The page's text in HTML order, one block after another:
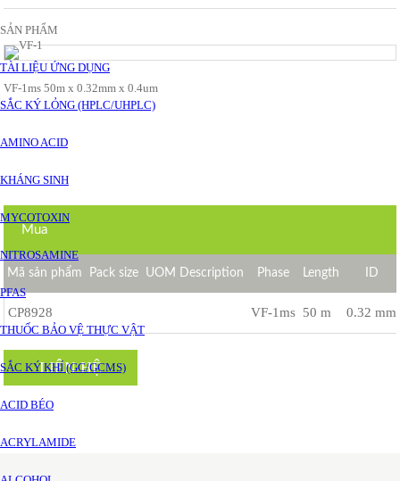
SẢN PHẨM
TÀI LIỆU ỨNG DỤNG
SẮC KÝ LỎNG (HPLC/UHPLC)
AMINO ACID
KHÁNG SINH
MYCOTOXIN
NITROSAMINE
PFAS
THUỐC BẢO VỆ THỰC VẬT
SẮC KÝ KHÍ (GC/GCMS)
ACID BÉO
ACRYLAMIDE
VF-1ms 50m x 0.32mm x 0.4um
Mua
Mã sản phẩm Pack size UOM Description Phase Length ID
CP8928 VF-1ms 50 m 0.32 mm
LIÊN HỆ